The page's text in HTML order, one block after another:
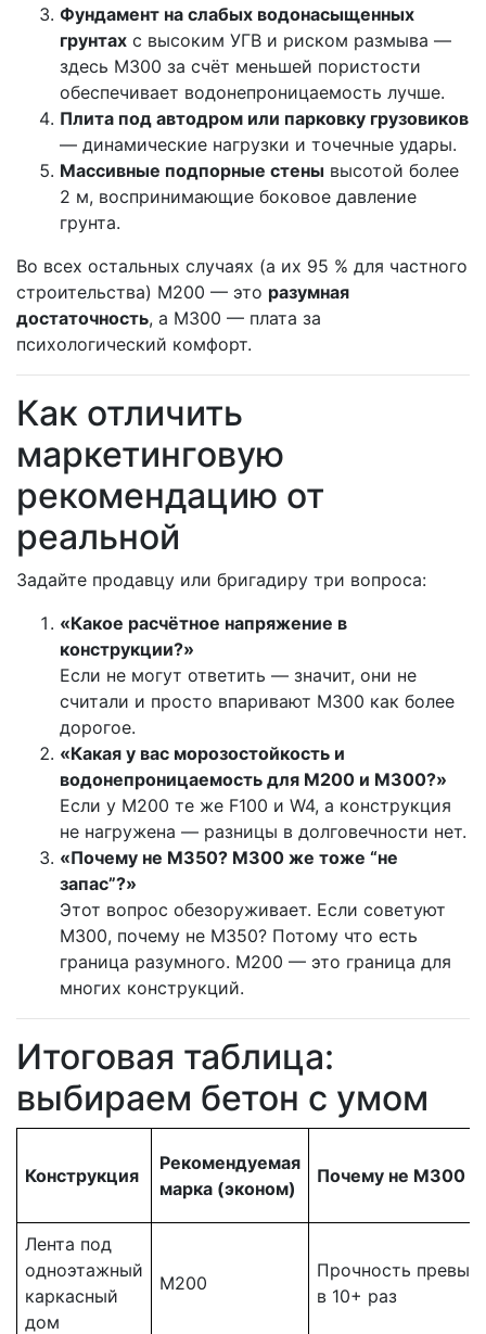
Фундамент на слабых водонасыщенных
грунтах с высоким УГВ и риском размыва —
здесь М300 за счёт меньшей пористости
обеспечивает водонепроницаемость лучше.
Плита под автодром или парковку грузовиков
— динамические нагрузки и точечные удары.
Массивные подпорные стены высотой более
2 м, воспринимающие боковое давление
грунта.
Во всех остальных случаях (а их 95 % для частного
строительства) М200 — это разумная
достаточность, а М300 — плата за
психологический комфорт.
Как отличить
маркетинговую
рекомендацию от
реальной
Задайте продавцу или бригадиру три вопроса:
«Какое расчётное напряжение в
конструкции?»
Если не могут ответить — значит, они не
считали и просто впаривают М300 как более
дорогое.
«Какая у вас морозостойкость и
водонепроницаемость для М200 и М300?»
Если у М200 те же F100 и W4, а конструкция
не нагружена — разницы в долговечности нет.
«Почему не М350? М300 же тоже “не
запас”?»
Этот вопрос обезоруживает. Если советуют
М300, почему не М350? Потому что есть
граница разумного. М200 — это граница для
многих конструкций.
Итоговая таблица:
выбираем бетон с умом
Конструкция
Рекомендуемая
марка (эконом)
Почему не М300
Лента под
одноэтажный
каркасный
дом
М200
Прочность
в 10+ раз